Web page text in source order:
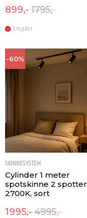
899,- 1795,-
Utgått
-60%
SKINNESYSTEM
Cylinder 1 meter
spotskinne 2 spotter
2700K, sort
1995,- 4995,-